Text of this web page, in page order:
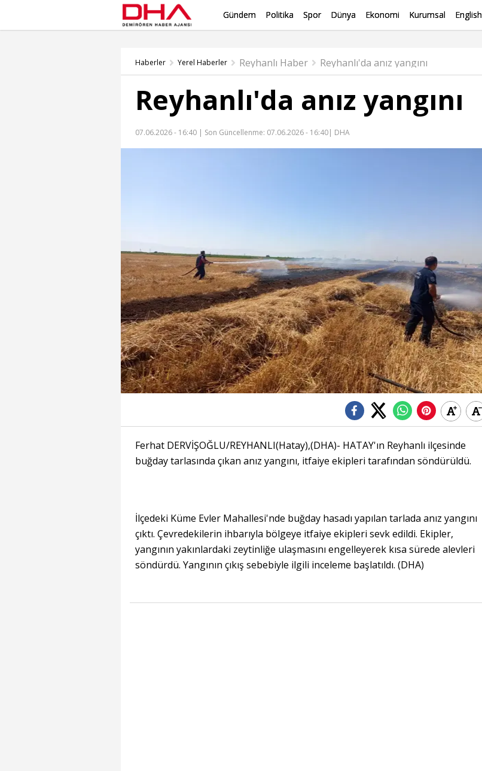
Gündem Politika Spor Dünya Ekonomi Kurumsal English
Haberler Yerel Haberler Reyhanlı Haber Reyhanlı'da anız yangını
Reyhanlı'da anız yangını
07.06.2026 - 16:40 | Son Güncellenme: 07.06.2026 - 16:40| DHA
Ferhat DERVİŞOĞLU/REYHANLI(Hatay),(DHA)- HATAY'ın Reyhanlı ilçesinde
buğday tarlasında çıkan anız yangını, itfaiye ekipleri tarafından söndürüldü.
İlçedeki Küme Evler Mahallesi'nde buğday hasadı yapılan tarlada anız yangını
çıktı. Çevredekilerin ihbarıyla bölgeye itfaiye ekipleri sevk edildi. Ekipler,
yangının yakınlardaki zeytinliğe ulaşmasını engelleyerek kısa sürede alevleri
söndürdü. Yangının çıkış sebebiyle ilgili inceleme başlatıldı. (DHA)